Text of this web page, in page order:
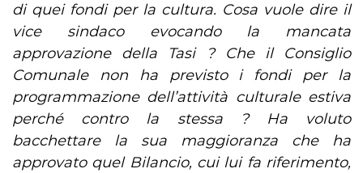
di quei fondi per la cultura. Cosa vuole dire il
vice sindaco evocando la mancata
approvazione della Tasi ? Che il Consiglio
Comunale non ha previsto i fondi per la
programmazione dell’attività culturale estiva
perché contro la stessa ? Ha voluto
bacchettare la sua maggioranza che ha
approvato quel Bilancio, cui lui fa riferimento,